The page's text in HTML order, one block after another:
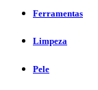
Ferramentas
Limpeza
Pele